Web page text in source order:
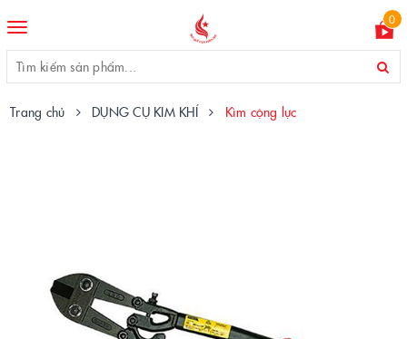
Toggle
navigation
0
Trang chủ DỤNG CỤ KIM KHÍ Kìm cộng lực